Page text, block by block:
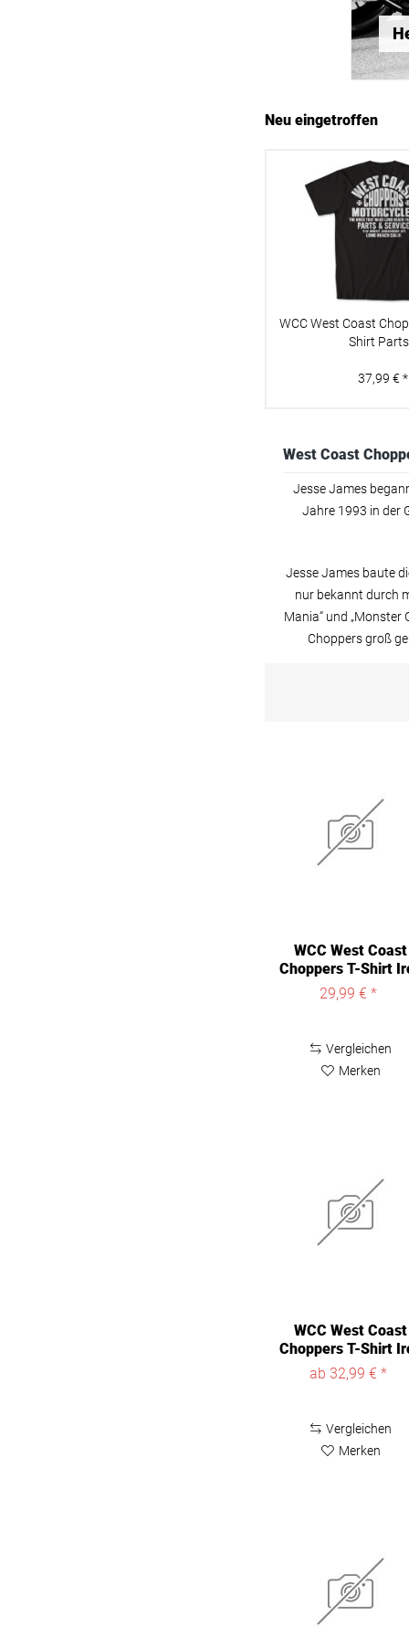
Neu eingetroffen
WCC West Coast
Shirt Parts...
37,99 € *
West Coast
Jesse James
Jahre 1993 in der
Jesse James baute
nur bekannt durch
Mania“ und
Choppers groß
WCC West Coast
Choppers T-Shirt
Cross schwarz
29,99 € *
Vergleichen
Merken
WCC West Coast
Choppers T-Shirt
Cross...
ab 32,99 € *
Vergleichen
Merken